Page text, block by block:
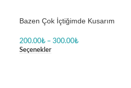
Bazen Çok İçtiğimde Kusarım
Zıbın
200.00₺ – 300.00₺
Seçenekler